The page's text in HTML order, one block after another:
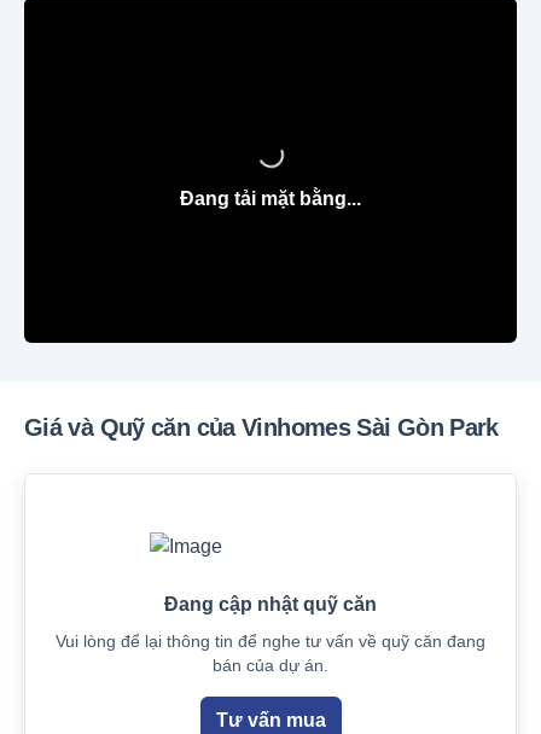
Đang tải mặt bằng...
Giá và Quỹ căn của Vinhomes Sài Gòn Park
Đang cập nhật quỹ căn
Vui lòng để lại thông tin để nghe tư vấn về quỹ căn đang
bán của dự án.
Tư vấn mua